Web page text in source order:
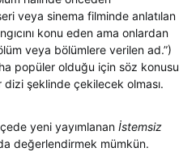
veya sinema filminde anlatılan
konu eden ama onlardan
veya bölümlere verilen ad.”)
popüler olduğu için söz konusu
şeklinde çekilecek olması.
yeni yayımlanan İstemsiz
değerlendirmek mümkün.